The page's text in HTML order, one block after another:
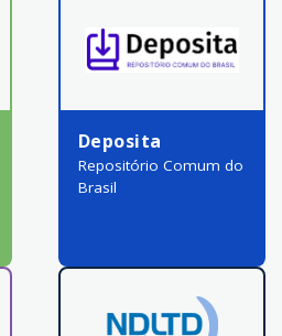
Deposita
Repositório Comum do
Brasil